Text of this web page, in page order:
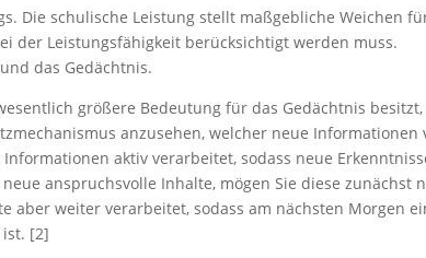
Die schulische Leistung stellt maßgebliche Weichen
der Leistungsfähigkeit berücksichtigt werden muss.
das Gedächtnis.
größere Bedeutung für das Gedächtnis besitzt,
anzusehen, welcher neue Informationen
aktiv verarbeitet, sodass neue
anspruchsvolle Inhalte, mögen Sie diese zunächst
aber weiter verarbeitet, sodass am nächsten Morgen
[2]